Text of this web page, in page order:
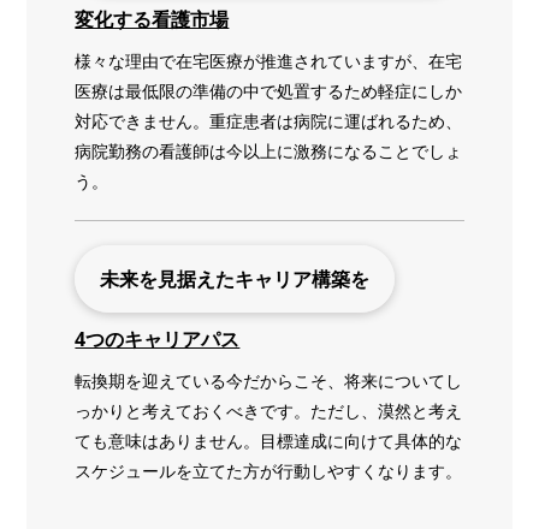
変化する看護市場
様々な理由で在宅医療が推進されていますが、在宅
医療は最低限の準備の中で処置するため軽症にしか
対応できません。重症患者は病院に運ばれるため、
病院勤務の看護師は今以上に激務になることでしょ
う。
未来を見据えたキャリア構築を
4つのキャリアパス
転換期を迎えている今だからこそ、将来についてし
っかりと考えておくべきです。ただし、漠然と考え
ても意味はありません。目標達成に向けて具体的な
スケジュールを立てた方が行動しやすくなります。